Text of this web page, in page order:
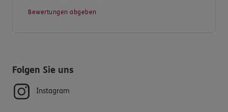
Bewertungen abgeben
Folgen Sie uns
Instagram